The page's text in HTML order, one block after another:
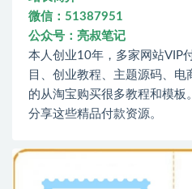
微信：51387951
公众号：亮叔笔记
本人创业10年，多家网站VIP
目、创业教程、主题源码、
的从淘宝购买很多教程和模板
分享这些精品付款资源。